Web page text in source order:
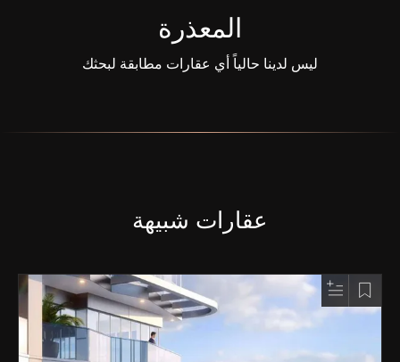
المعذرة
ليس لدينا حالياً أي عقارات مطابقة لبحثك
عقارات شبيهة